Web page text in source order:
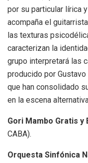
por su particular lírica
acompaña el
las texturas
caracterizan la
grupo interpretará las
producido por
que han consolidado
en la escena
Gori Mambo Gratis y
CABA).
Orquesta Sinfónica